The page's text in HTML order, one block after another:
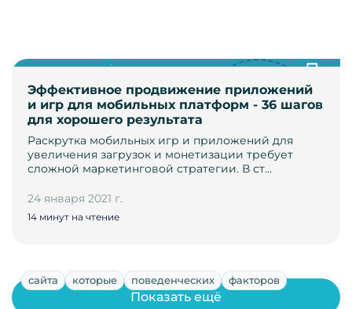
Эффективное продвижение приложений
и игр для мобильных платформ - 36 шагов
для хорошего результата
Раскрутка мобильных игр и приложений для
увеличения загрузок и монетизации требует
сложной маркетинговой стратегии. В ст…
24 января 2021 г.
14 минут на чтение
сайта которые поведенческих факторов
Показать ещё